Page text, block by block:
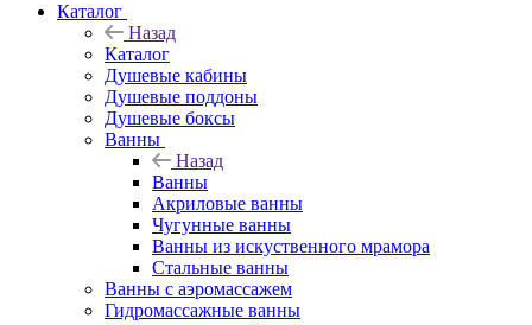
Каталог
Назад
Каталог
Душевые кабины
Душевые поддоны
Душевые боксы
Ванны
Назад
Ванны
Акриловые ванны
Чугунные ванны
Ванны из искуственного мрамора
Стальные ванны
Ванны с аэромассажем
Гидромассажные ванны